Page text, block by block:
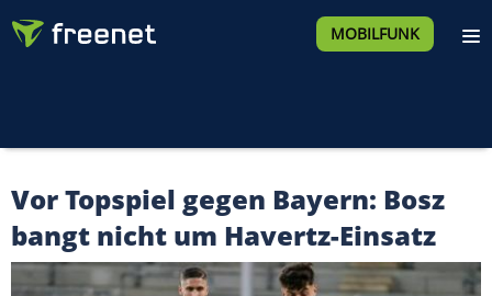
MOBILFUNK
Vor Topspiel gegen Bayern: Bosz
bangt nicht um Havertz-Einsatz